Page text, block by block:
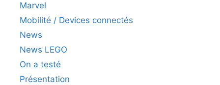
Marvel
Mobilité / Devices connectés
News
News LEGO
On a testé
Présentation